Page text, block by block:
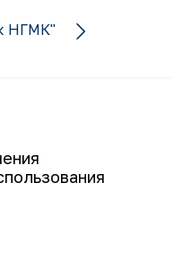
НГМК"